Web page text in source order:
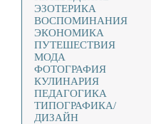
ЭЗОТЕРИКА
ВОСПОМИНАНИЯ
ЭКОНОМИКА
ПУТЕШЕСТВИЯ
МОДА
ФОТОГРАФИЯ
КУЛИНАРИЯ
ПЕДАГОГИКА
ТИПОГРАФИКА/
ДИЗАЙН